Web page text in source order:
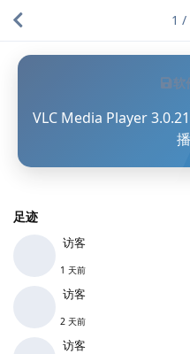
软
VLC Media Player
足迹
访客
1 天前
访客
2 天前
访客
1 /